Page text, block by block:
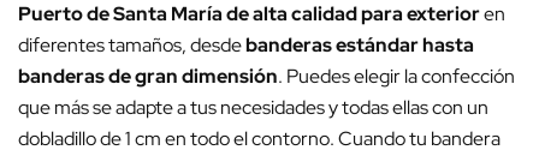
Puerto de Santa María de alta calidad para exterioren
diferentes tamaños, desdebanderas estándar hasta
banderas de gran dimensión. Puedes elegir la confección
que más se adapte a tus necesidades y todas ellas con un
dobladillo de 1 cm en todo el contorno. Cuando tu bandera